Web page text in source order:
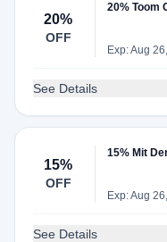
20%
OFF
20% Toom
Exp: Aug
See Details
15%
OFF
15% Mit
Exp: Aug
See Details